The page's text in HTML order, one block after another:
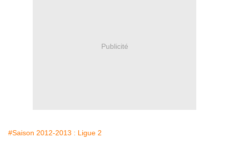
Publicité
#Saison 2012-2013 : Ligue 2